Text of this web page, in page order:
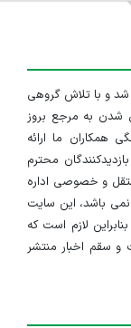
۱۳۹۱/۱/۱۰ راه اندازی شد و با تلاش گروهی
شدن به مرجع بروز
ما ارائه
محترم
و خصوصی اداره
باشد، این سایت
لازم است که
سقم اخبار منتشر